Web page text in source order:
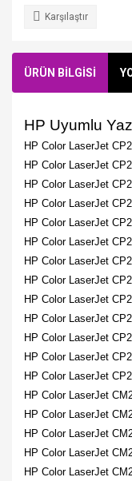
Karşılaştır
ÜRÜN BİLGİSİ
HP Uyumlu
HP Color LaserJet
HP Color LaserJet
HP Color LaserJet
HP Color LaserJet
HP Color LaserJet
HP Color LaserJet
HP Color LaserJet
HP Color LaserJet
HP Color LaserJet
HP Color LaserJet
HP Color LaserJet
HP Color LaserJet
HP Color LaserJet
HP Color LaserJet
HP Color LaserJet
HP Color LaserJet
HP Color LaserJet
HP Color LaserJet